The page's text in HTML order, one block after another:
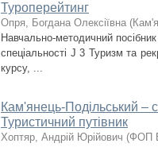
Туроперейтинг
Опря, Богдана Олексіївна (
Навчально-методичний
спеціальності J 3 Туризм та
курсу, ...
Кам'янець-Подільський –
Туристичний путівник
Хоптяр, Андрій Юрійович (ФОП